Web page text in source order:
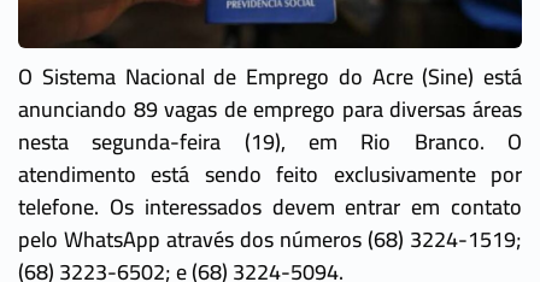
O Sistema Nacional de Emprego do Acre (Sine) está
anunciando 89 vagas de emprego para diversas áreas
nesta segunda-feira (19), em Rio Branco. O
atendimento está sendo feito exclusivamente por
telefone. Os interessados devem entrar em contato
pelo WhatsApp através dos números (68) 3224-1519;
(68) 3223-6502; e (68) 3224-5094.